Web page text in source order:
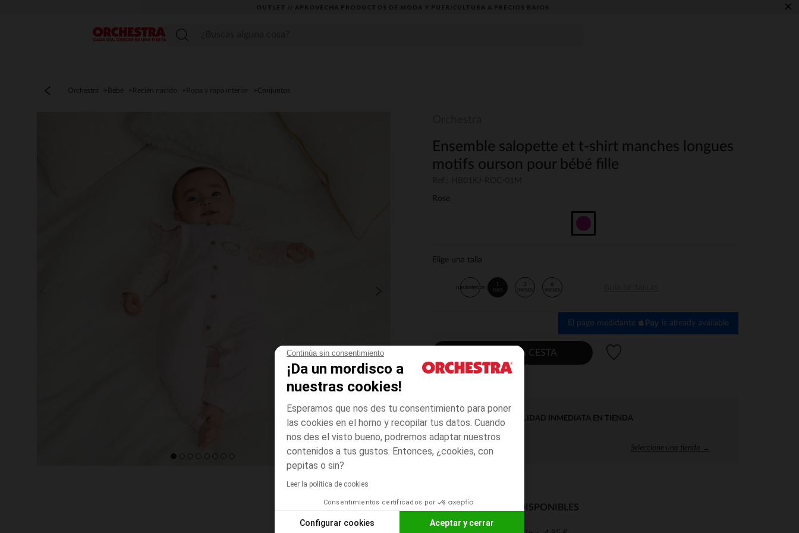
Continúa sin consentimiento
¡Da un mordisco a
nuestras cookies!
Esperamos que nos des tu consentimiento para poner
las cookies en el horno y recopilar tus datos. Cuando
nos des el visto bueno, podremos adaptar nuestros
contenidos a tus gustos. Entonces, ¿cookies, con
pepitas o sin?
Leer la política de cookies
Consentimientos certificados por
Configurar cookies Aceptar y cerrar
OUTLET // APROVECHA PRODUCTOS DE MODA Y PUERICULTURA A PRECIOS BAJOS ×
Menú
Orchestra Bebé Recién nacido Ropa y ropa interior Conjuntos
Ensemble salopette et t-shirt manches longues
motifs ourson pour bébé fille
Rose
Elige una talla
nacimiento
1
mes
3
meses
6
meses
El pago medidante is already available
AÑADIR A LA CESTA
DISPONIBILIDAD INMEDIATA EN TIENDA
Seleccione una tienda →
MODOS DE ENVÍO DISPONIBLES